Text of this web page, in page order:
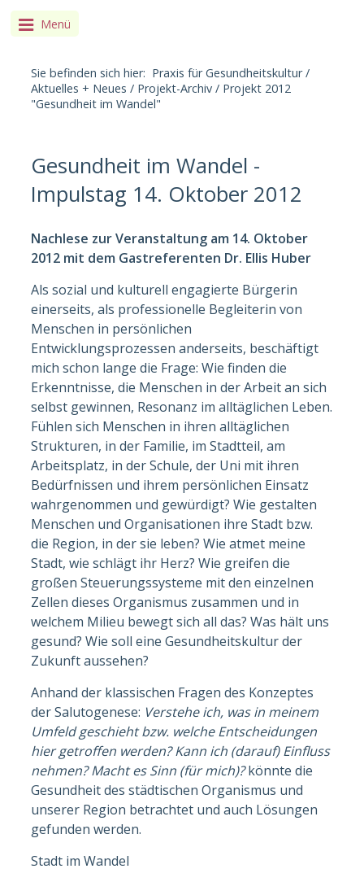
Menü
Sie befinden sich hier: Praxis für Gesundheitskultur /
Aktuelles + Neues / Projekt-Archiv / Projekt 2012
"Gesundheit im Wandel"
Gesundheit im Wandel -
Impulstag 14. Oktober 2012
Nachlese zur Veranstaltung am 14. Oktober
2012 mit dem Gastreferenten Dr. Ellis Huber
Als sozial und kulturell engagierte Bürgerin
einerseits, als professionelle Begleiterin von
Menschen in persönlichen
Entwicklungsprozessen anderseits, beschäftigt
mich schon lange die Frage: Wie finden die
Erkenntnisse, die Menschen in der Arbeit an sich
selbst gewinnen, Resonanz im alltäglichen Leben.
Fühlen sich Menschen in ihren alltäglichen
Strukturen, in der Familie, im Stadtteil, am
Arbeitsplatz, in der Schule, der Uni mit ihren
Bedürfnissen und ihrem persönlichen Einsatz
wahrgenommen und gewürdigt? Wie gestalten
Menschen und Organisationen ihre Stadt bzw.
die Region, in der sie leben? Wie atmet meine
Stadt, wie schlägt ihr Herz? Wie greifen die
großen Steuerungssysteme mit den einzelnen
Zellen dieses Organismus zusammen und in
welchem Milieu bewegt sich all das? Was hält uns
gesund? Wie soll eine Gesundheitskultur der
Zukunft aussehen?
Anhand der klassischen Fragen des Konzeptes
der Salutogenese: Verstehe ich, was in meinem
Umfeld geschieht bzw. welche Entscheidungen
hier getroffen werden? Kann ich (darauf) Einfluss
nehmen? Macht es Sinn (für mich)?könnte die
Gesundheit des städtischen Organismus und
unserer Region betrachtet und auch Lösungen
gefunden werden.
Stadt im Wandel